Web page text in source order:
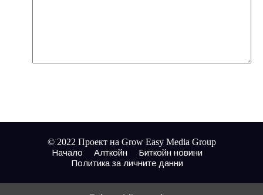
© 2022 Проект на Grow Easy Media Group
Начало
Алткойн
Биткойн новини
Политика за личните данни